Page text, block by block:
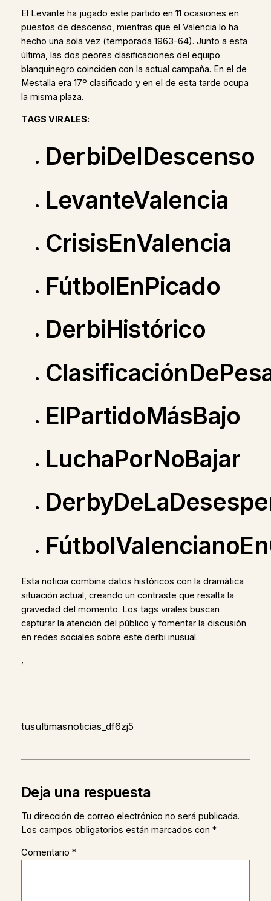
El Levante ha jugado este partido en 11 ocasiones en
puestos de descenso, mientras que el Valencia lo ha
hecho una sola vez (temporada 1963-64). Junto a esta
última, las dos peores clasificaciones del equipo
blanquinegro coinciden con la actual campaña. En el de
Mestalla era 17º clasificado y en el de esta tarde ocupa
la misma plaza.
TAGS VIRALES:
DerbiDelDescenso
LevanteValencia
CrisisEnValencia
FútbolEnPicado
DerbiHistórico
ElPartidoMásBajo
LuchaPorNoBajar
Esta noticia combina datos históricos con la dramática
situación actual, creando un contraste que resalta la
gravedad del momento. Los tags virales buscan
capturar la atención del público y fomentar la discusión
en redes sociales sobre este derbi inusual.
,
tusultimasnoticias_df6zj5
Deja una respuesta
Tu dirección de correo electrónico no será publicada.
Los campos obligatorios están marcados con *
Comentario *